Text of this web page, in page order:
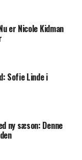
er Nicole Kidman
Sofie Linde i
ny sæson: Denne